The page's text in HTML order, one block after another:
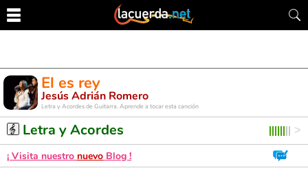
El es rey
Jesús Adrián Romero
Letra y Acordes de Guitarra. Aprende a tocar esta canción
Letra y Acordes
¡ Visita nuestro nuevo Blog !